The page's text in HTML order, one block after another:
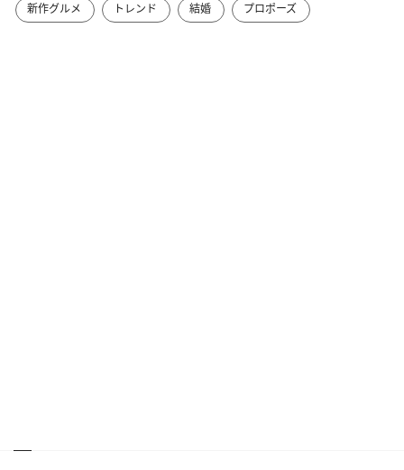
新作グルメ トレンド 結婚 プロポーズ